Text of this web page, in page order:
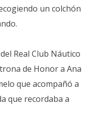
un colchón
Real Club Náutico
de Honor a Ana
que acompañó a
que recordaba a